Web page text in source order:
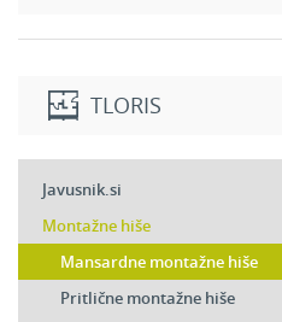
TLORIS
Dnevna soba:
Jedilnica:
Kuhinja:
Javusnik.si
Montažne hiše
Mansardne montažne hiše
Pritlične montažne hiše